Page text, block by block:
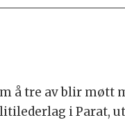
å tre av blir møtt
i Parat,